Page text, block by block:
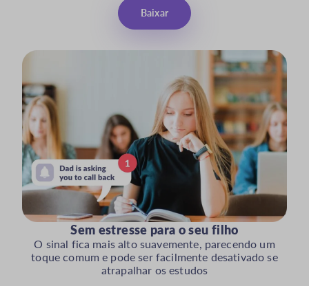
Baixar
Sem estresse para o seu filho
O sinal fica mais alto suavemente, parecendo um
toque comum e pode ser facilmente desativado se
atrapalhar os estudos